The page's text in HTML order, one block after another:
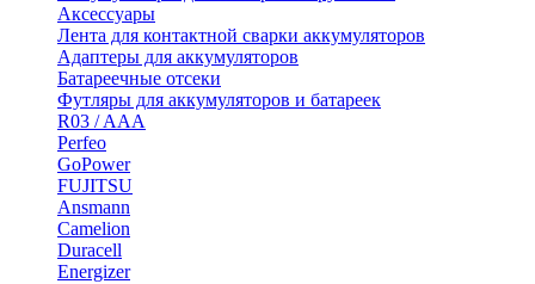
Аксессуары
Лента для контактной сварки аккумуляторов
Адаптеры для аккумуляторов
Батареечные отсеки
Футляры для аккумуляторов и батареек
R03 / AAA
Perfeo
GoPower
FUJITSU
Ansmann
Camelion
Duracell
Energizer